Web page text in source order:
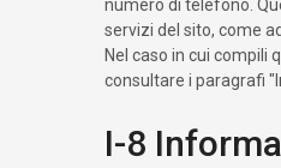
numero di telefono.
servizi del sito, come
Nel caso in cui compili
consultare i paragrafi
I-8